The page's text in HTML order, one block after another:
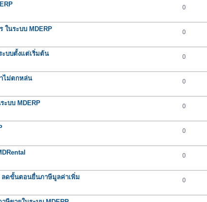
0
ในระบบ MDERP 0
ะบบตั้งแต่เริ่มต้น 0
ไม่ตกหล่น 0
บบ MDERP 0
0
0
ลดขั้นตอนยื่นภาษีมูลค่าเพิ่ม 0